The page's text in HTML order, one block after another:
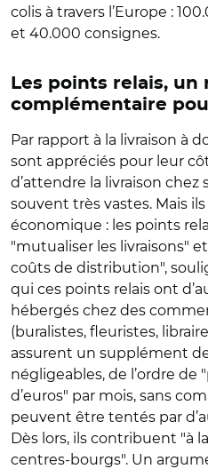
colis à travers l’Europe :
et 40.000 consignes.
Les points relais, un
complémentaire
Par rapport à la livraison à
sont appréciés pour leur
d’attendre la livraison chez
souvent très vastes. Mais
économique : les points
"mutualiser les livraisons"
coûts de distribution",
qui ces points relais ont
hébergés chez des
(buralistes, fleuristes,
assurent un supplément
négligeables, de l’ordre de
d’euros" par mois, sans
peuvent être tentés par
Dès lors, ils contribuent "à
centres‑bourgs". Un